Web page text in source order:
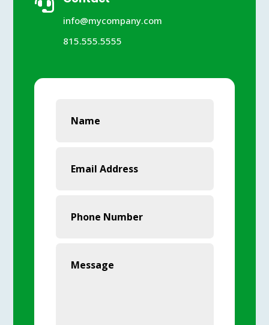
info@mycompany.com
815.555.5555